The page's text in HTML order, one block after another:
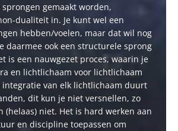
gemaakt worden,
dualiteit in. Je kunt wel een
hebben/voelen, maar dat wil nog
daarmee ook een structurele sprong
is een nauwgezet proces, waarin je
en lichtlichaam voor lichtlichaam
van elk lichtlichaam duurt
dit kun je niet versnellen, zo
(helaas) niet. Het is hard werken aan
en discipline toepassen om